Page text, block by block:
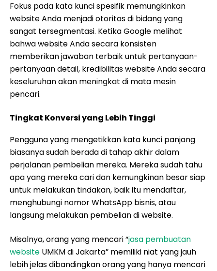
Fokus pada kata kunci spesifik memungkinkan
website Anda menjadi otoritas di bidang yang
sangat tersegmentasi. Ketika Google melihat
bahwa website Anda secara konsisten
memberikan jawaban terbaik untuk pertanyaan-
pertanyaan detail, kredibilitas website Anda secara
keseluruhan akan meningkat di mata mesin
pencari.
Tingkat Konversi yang Lebih Tinggi
Pengguna yang mengetikkan kata kunci panjang
biasanya sudah berada di tahap akhir dalam
perjalanan pembelian mereka. Mereka sudah tahu
apa yang mereka cari dan kemungkinan besar siap
untuk melakukan tindakan, baik itu mendaftar,
menghubungi nomor WhatsApp bisnis, atau
langsung melakukan pembelian di website.
Misalnya, orang yang mencari “jasa pembuatan
website UMKM di Jakarta” memiliki niat yang jauh
lebih jelas dibandingkan orang yang hanya mencari